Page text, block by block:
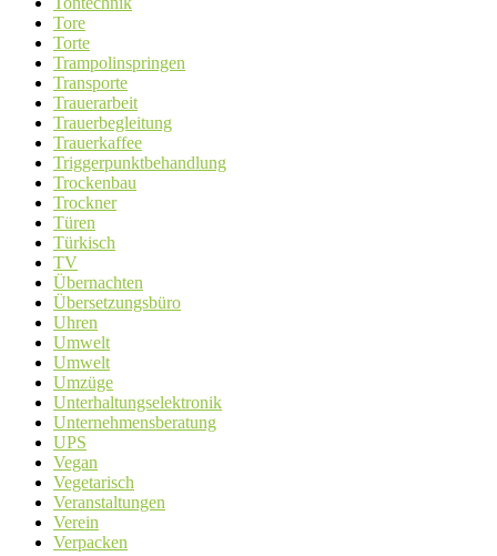
Tore
Torte
Trampolinspringen
Transporte
Trauerarbeit
Trauerbegleitung
Trauerkaffee
Triggerpunktbehandlung
Trockenbau
Trockner
Türen
Türkisch
TV
Übernachten
Übersetzungsbüro
Uhren
Umwelt
Umwelt
Umzüge
Unterhaltungselektronik
Unternehmensberatung
UPS
Vegan
Vegetarisch
Veranstaltungen
Verein
Verpacken